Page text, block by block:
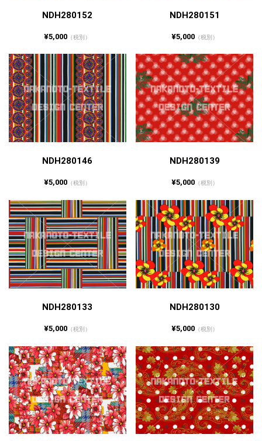
NDH280152
¥5,000 （税別）
NDH280151
¥5,000（税別）
NDH280146
¥5,000 （税別）
NDH280139
¥5,000（税別）
NDH280133
¥5,000 （税別）
NDH280130
¥5,000（税別）